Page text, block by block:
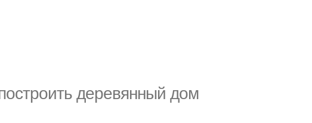
деревянный дом